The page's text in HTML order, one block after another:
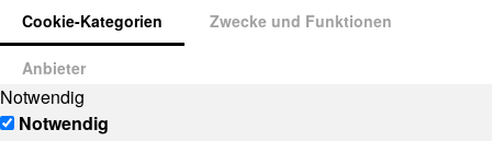
Cookie-Kategorien Zwecke und Funktionen
Anbieter
Notwendig
Notwendig